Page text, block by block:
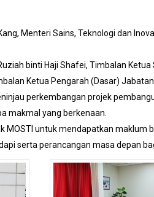
Menteri Sains, Teknologi dan
binti Haji Shafei, Timbalan
Ketua Pengarah (Dasar)
perkembangan projek
makmal yang berkenaan.
MOSTI untuk mendapatkan maklum
serta perancangan masa depan